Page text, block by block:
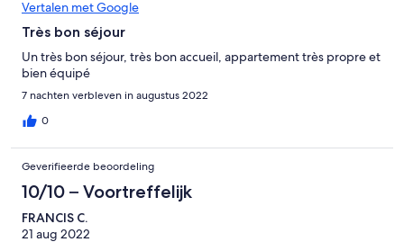
Vertalen met Google
Très bon séjour
Un très bon séjour, très bon accueil, appartement très propre et
bien équipé
7 nachten verbleven in augustus 2022
0
Geverifieerde beoordeling
10/10 – Voortreffelijk
FRANCIS C.
21 aug 2022